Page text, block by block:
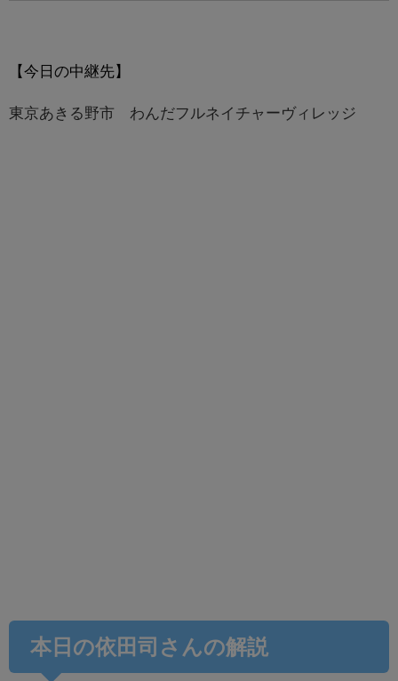
【今日の中継先】
東京あきる野市 わんだフルネイチャーヴィレッジ
本日の依田司さんの解説